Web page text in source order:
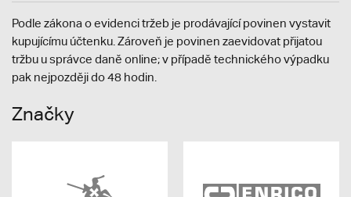
Podle zákona o evidenci tržeb je prodávající povinen vystavit
kupujícímu účtenku. Zároveň je povinen zaevidovat přijatou
tržbu u správce daně online; v případě technického výpadku
pak nejpozději do 48 hodin.
Značky